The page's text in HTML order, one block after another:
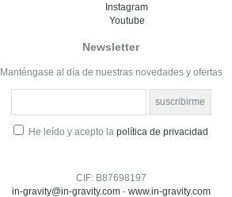
Instagram
Youtube
Newsletter
Manténgase al día de nuestras novedades y ofertas
He leído y acepto la política de privacidad
CIF: B87698197
in-gravity@in-gravity.com- www.in-gravity.com